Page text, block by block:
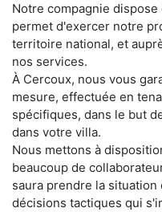
Notre compagnie
permet d'exercer notre
territoire national, et
nos services.
À Cercoux, nous vous
mesure, effectuée en
spécifiques, dans le but
dans votre villa.
Nous mettons à
beaucoup de
saura prendre la
décisions tactiques qui